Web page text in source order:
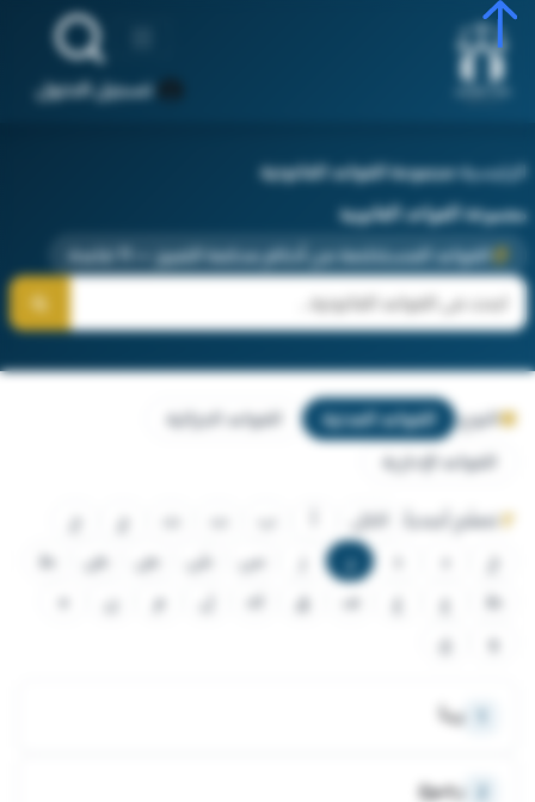
تسجيل الدخول
الرئيسية‹مجموعة القواعد القانونية
مجموعة القواعد القانونية
القواعد المستخلصة من أحكام محكمة التمييز — 11 قاعدة
النوع: القواعد المدنية القواعد الجزائية
القواعد الإدارية
تصفّح أبجدياً: الكل ج
ح
خ
ر س ش ص ض
ط
ظ
ع غ ف ق م ن
و
ي
ربـا
رجـوع